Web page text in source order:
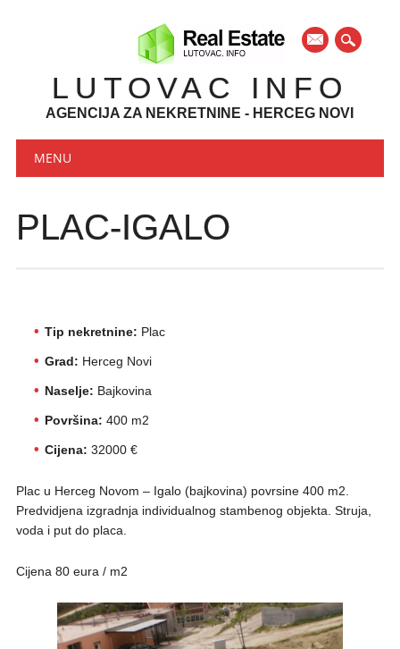
mail
LUTOVAC INFO
AGENCIJA ZA NEKRETNINE - HERCEG NOVI
Main menu
MENU
PLAC-IGALO
Tip nekretnine: Plac
Grad: Herceg Novi
Naselje: Bajkovina
Površina: 400 m2
Cijena: 32000 €
Plac u Herceg Novom – Igalo (bajkovina) povrsine 400 m2.
Predvidjena izgradnja individualnog stambenog objekta. Struja,
voda i put do placa.
Cijena 80 eura / m2